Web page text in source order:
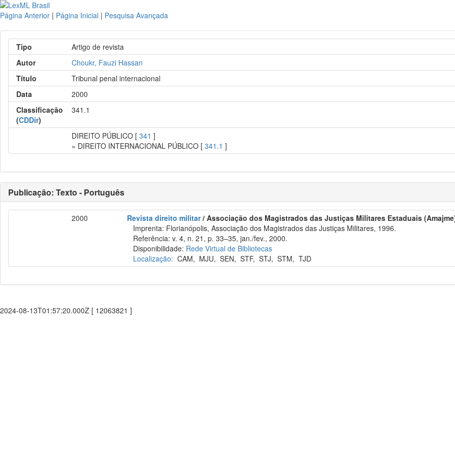
Página Anterior | Página Inicial | Pesquisa Avançada
Tipo
Artigo de revista
Autor
Choukr, Fauzi Hassan
Título
Tribunal penal internacional
Data
2000
Classificação
(CDDir)
341.1
DIREITO PÚBLICO [341 ]
» DIREITO INTERNACIONAL PÚBLICO [341.1 ]
Publicação: Texto - Português
2000 Revista direito militar/ Associação dos Magistrados das Justiças Militares Estaduais
Imprenta: Florianópolis, Associação dos Magistrados das Justiças Militares, 1996.
Referência: v. 4, n. 21, p. 33–35, jan./fev., 2000.
Disponibilidade: Rede Virtual de Bibliotecas
Localização: CAM, MJU,SEN,STF,STJ,STM,TJD
2024-08-13T01:57:20.000Z [ 12063821 ]